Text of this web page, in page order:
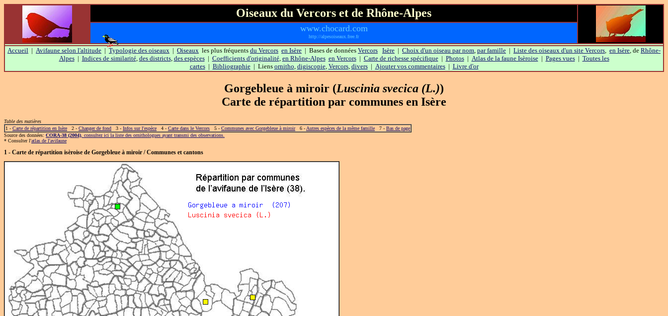
Oiseaux du Vercors et de Rhône-Alpes
www.chocard.com
http://alpesoiseaux.free.fr
Accueil | Avifaune selon l'altitude | Typologie des oiseaux | Oiseaux les plus fréquents du Vercors en Isère | Bases de données Vercors Isère | Choix d'un oiseau par nom, par famille | Liste des oiseaux d'un site Vercors, en Isère, de Rhône-
Alpes| Indices de similarité, des districts, des espèces| Coefficients d'originalité, en Rhône-Alpes en Vercors| Carte de richesse spécifique| Photos| Atlas de la faune Isèroise| Pages vues| Toutes les
cartes| Bibliographie| Liens ornitho, digiscopie, Vercors, divers| Ajouter vos commentaires| Livre d'or
Gorgebleue à miroir (Luscinia svecica (L.))
Carte de répartition par communes en Isère
Table des matières
1 - Carte de répartition en Isère 2 - Changer de fond 3 - Infos sur l'espèce 4 - Carte dans le Vercors 5 - Communes avec Gorgebleue à miroir6 - Autres espèces de la même famille 7 - Bas de page
Source des données: CORA-38 (2004) , consultez ici la liste des ornithologues ayant transmi des observations.
* Consulter l'atlas de l'avifaune
1 - Carte de répartition isèroise de Gorgebleue à miroir / Communes et cantons